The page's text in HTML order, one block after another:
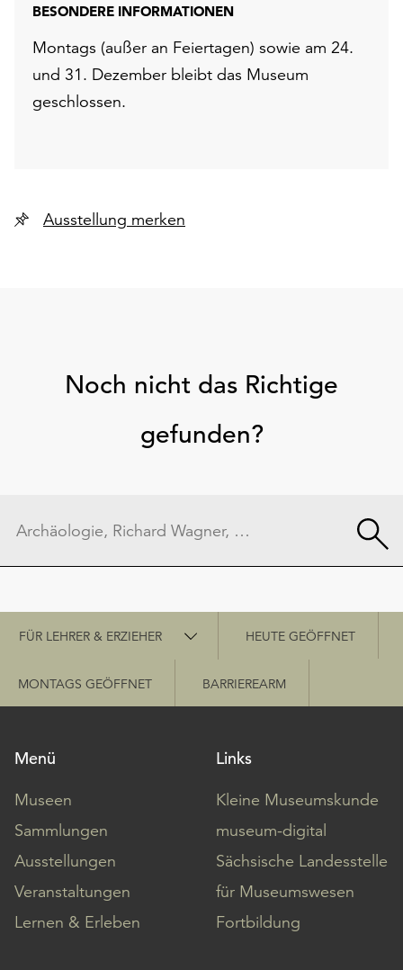
BESONDERE INFORMATIONEN
Montags (außer an Feiertagen) sowie am 24.
und 31. Dezember bleibt das Museum
geschlossen.
Ausstellung merken
Noch nicht das Richtige
gefunden?
Schnellzugriff
FÜR LEHRER & ERZIEHER HEUTE GEÖFFNET
MONTAGS GEÖFFNET BARRIEREARM
Menü
Museen
Sammlungen
Ausstellungen
Veranstaltungen
Lernen & Erleben
Links
Kleine Museumskunde
museum-digital
Sächsische Landesstelle
für Museumswesen
Fortbildung